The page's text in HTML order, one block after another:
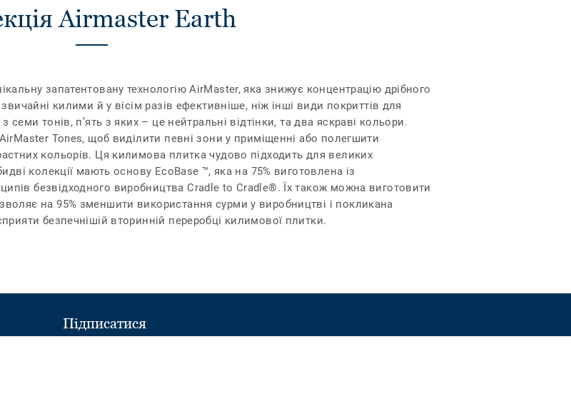
Airmaster Earth
запатентовану технологію AirMaster, яка знижує концентрацію дрібного
килими й у вісім разів ефективніше, ніж інші види покриттів для
семи тонів, п’ять з яких – це нейтральні відтінки, та два яскраві кольори.
Tones, щоб виділити певні зони у приміщенні або полегшити
кольорів. Ця килимова плитка чудово підходить для великих
колекції мають основу EcoBase ™, яка на 75% виготовлена із
безвідходного виробництва Cradle to Cradle®. Їх також можна виготовити
на 95% зменшити використання сурми у виробництві і покликана
безпечнішій вторинній переробці килимової плитки.
Підписатися